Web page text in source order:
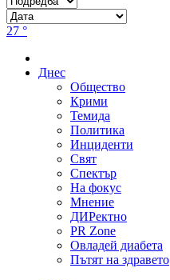
27 °
Днес
Общество
Крими
Темида
Политика
Инциденти
Свят
Спектър
На фокус
Мнение
ДИРектно
PR Zone
Овладей диабета
Пътят на здравето